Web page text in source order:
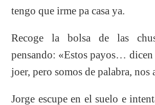
tengo que irme pa casa ya.
Recoge la bolsa de las
pensando: «Estos payos… dicen
joer, pero somos de palabra, nos
Jorge escupe en el suelo e